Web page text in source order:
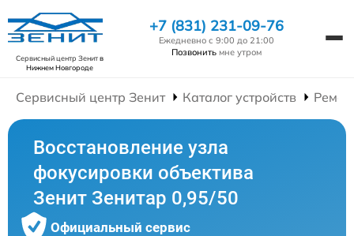
Сервисный центр Зенитв
Нижнем Новгороде
+7 (831) 231-09-76
Ежедневно с 9:00 до 21:00
Позвонить мне утром
Сервисный центр Зенит Каталог устройств
Восстановление узла
фокусировки объектива
Зенит Зенитар 0,95/50
Официальный сервис